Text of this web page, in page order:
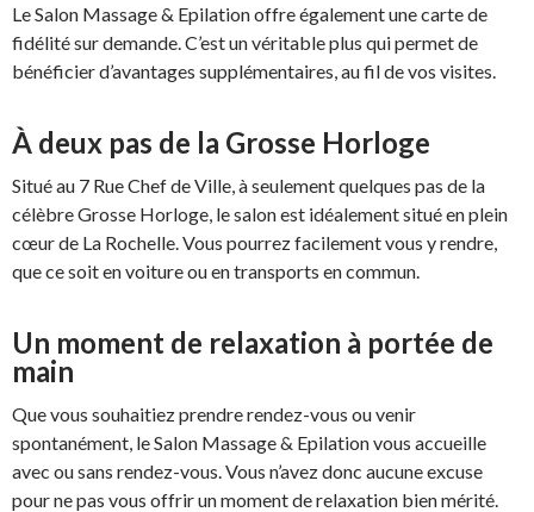
Le Salon Massage & Epilation offre également une carte de
fidélité sur demande. C’est un véritable plus qui permet de
bénéficier d’avantages supplémentaires, au fil de vos visites.
À deux pas de la Grosse Horloge
Situé au 7 Rue Chef de Ville, à seulement quelques pas de la
célèbre Grosse Horloge, le salon est idéalement situé en plein
cœur de La Rochelle. Vous pourrez facilement vous y rendre,
que ce soit en voiture ou en transports en commun.
Un moment de relaxation à portée de
main
Que vous souhaitiez prendre rendez-vous ou venir
spontanément, le Salon Massage & Epilation vous accueille
avec ou sans rendez-vous. Vous n’avez donc aucune excuse
pour ne pas vous offrir un moment de relaxation bien mérité.